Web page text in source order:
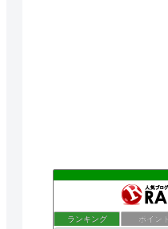
ランキング ポイント